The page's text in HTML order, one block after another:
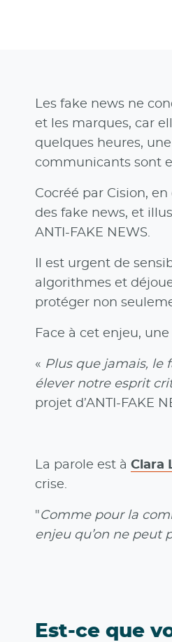
Les fake news ne
et les marques, car
quelques heures,
communicants sont
Cocréé par Cision,
des fake news, et
ANTI-FAKE NEWS.
Il est urgent de
algorithmes et
protéger non
Face à cet enjeu,
« Plus que jamais, le
élever notre esprit
projet d’ANTI-FAKE
La parole est à Clara
crise.
"Comme pour la
enjeu qu’on ne peut
Est-ce que